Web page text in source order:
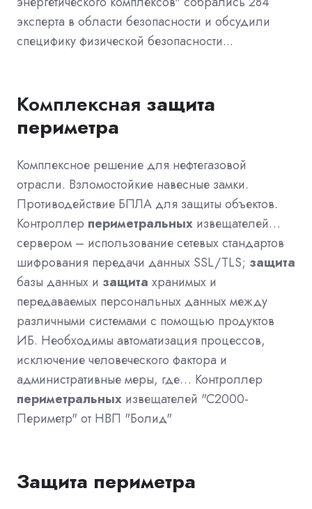
эксперта в области безопасности и обсудили
специфику физической безопасности...
Комплексная защита
периметра
Комплексное решение для нефтегазовой
отрасли. Взломостойкие навесные замки.
Противодействие БПЛА для защиты объектов.
Контроллер периметральных извещателей…
сервером – использование сетевых стандартов
шифрования передачи данных SSL/TLS; защита
базы данных и защита хранимых и
передаваемых персональных данных между
различными системами с помощью продуктов
ИБ. Необходимы автоматизация процессов,
исключение человеческого фактора и
административные меры, где… Контроллер
периметральных извещателей "С2000-
Периметр" от НВП "Болид"
Защита периметра